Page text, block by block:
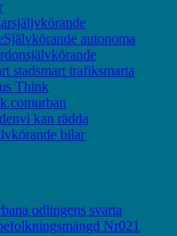
själjvkörande
Självkörande autonoma
självkörande
stadsmart trafiksmarta
Think
urban
vi kan rädda
bilar
odlingens svarta
Nr021